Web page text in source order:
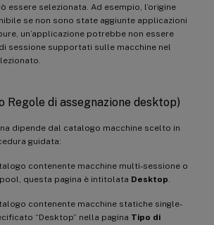
essere selezionata. Ad esempio, l’origine
se non sono state aggiunte applicazioni
un’applicazione potrebbe non essere
sessione supportati sulle macchine nel
Regole di assegnazione desktop)
dipende dal catalogo macchine scelto in
guidata:
contenente macchine multi-sessione o
questa pagina è intitolata Desktop.
contenente macchine statiche single-
“Desktop” nella pagina Tipo di